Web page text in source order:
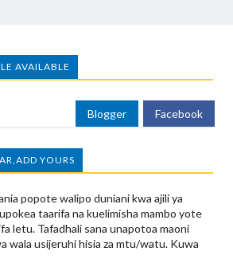
AVAILABLE
Blogger Facebook
YOURS
popote walipo duniani kwa ajili ya
taarifa na kuelimisha mambo yote
letu. Tafadhali sana unapotoa maoni
wala usijeruhi hisia za mtu/watu. Kuwa